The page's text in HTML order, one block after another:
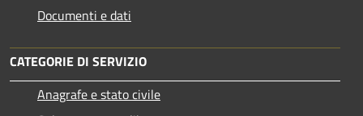
Documenti e dati
CATEGORIE DI SERVIZIO
Anagrafe e stato civile